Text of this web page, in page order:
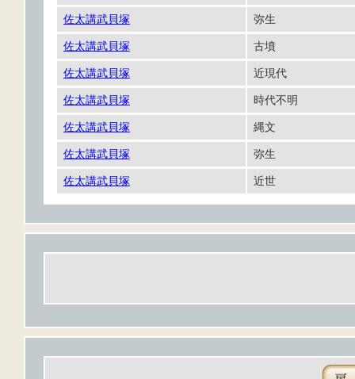
佐太講武貝塚 弥生
佐太講武貝塚 古墳
佐太講武貝塚 近現代
佐太講武貝塚 時代不明
佐太講武貝塚 縄文
佐太講武貝塚 弥生
佐太講武貝塚 近世